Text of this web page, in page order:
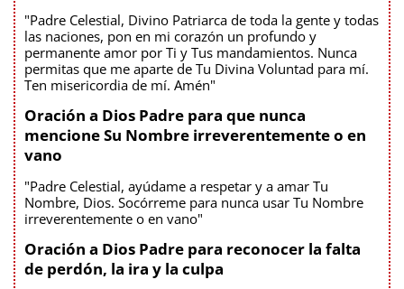
"Padre Celestial, Divino Patriarca de toda la gente y todas
las naciones, pon en mi corazón un profundo y
permanente amor por Ti y Tus mandamientos. Nunca
permitas que me aparte de Tu Divina Voluntad para mí.
Ten misericordia de mí. Amén"
Oración a Dios Padre para que nunca
mencione Su Nombre irreverentemente o en
vano
"Padre Celestial, ayúdame a respetar y a amar Tu
Nombre, Dios. Socórreme para nunca usar Tu Nombre
irreverentemente o en vano"
Oración a Dios Padre para reconocer la falta
de perdón, la ira y la culpa